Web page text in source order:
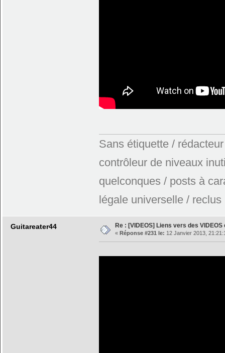
Sans étiquette /
contrôleur de niveaux
quelconques / posts à
légale universelle / reclus
Guitareater44 Re : [VIDEOS] Liens vers des
« Réponse #231 le: 12 Janvier 2013,